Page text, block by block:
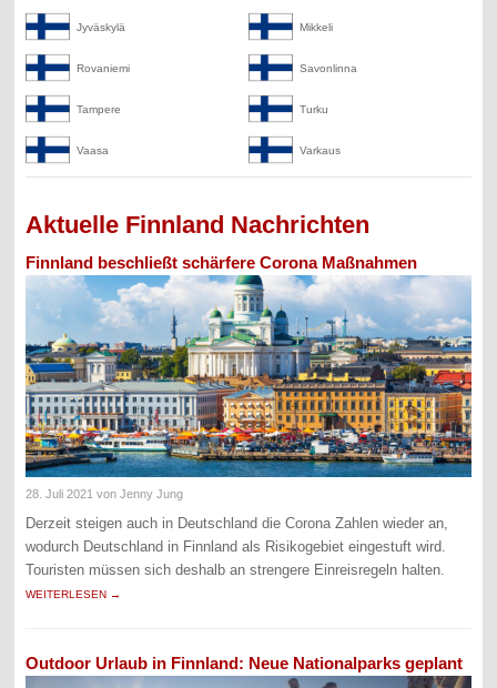
Jyväskylä Mikkeli
Rovaniemi Savonlinna
Tampere Turku
Vaasa Varkaus
Aktuelle Finnland Nachrichten
Finnland beschließt schärfere Corona Maßnahmen
28. Juli 2021 von Jenny Jung
Derzeit steigen auch in Deutschland die Corona Zahlen wieder an,
wodurch Deutschland in Finnland als Risikogebiet eingestuft wird.
Touristen müssen sich deshalb an strengere Einreisregeln halten.
WEITERLESEN →
Outdoor Urlaub in Finnland: Neue Nationalparks geplant